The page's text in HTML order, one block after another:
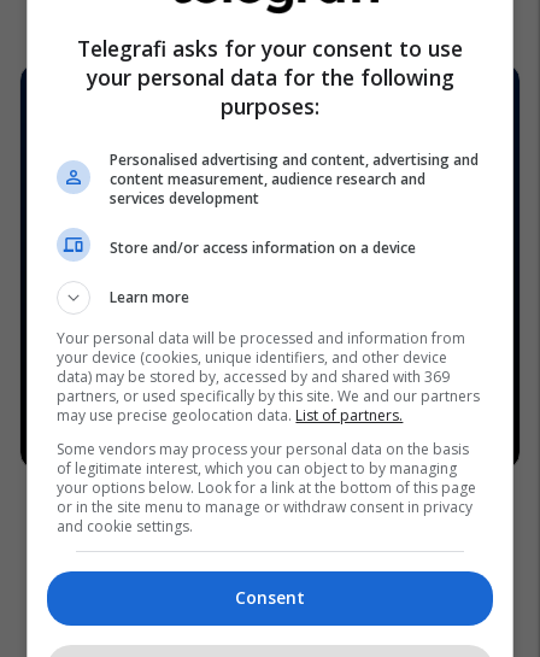
Telegrafi asks for your consent to use
your personal data for the following
purposes:
Personalised advertising and content, advertising and
content measurement, audience research and
services development
Store and/or access information on a device
Learn more
Your personal data will be processed and information from
your device (cookies, unique identifiers, and other device
data) may be stored by, accessed by and shared with 369
partners, or used specifically by this site. We and our partners
may use precise geolocation data. List of partners.
Some vendors may process your personal data on the basis
of legitimate interest, which you can object to by managing
your options below. Look for a link at the bottom of this page
or in the site menu to manage or withdraw consent in privacy
and cookie settings.
Consent